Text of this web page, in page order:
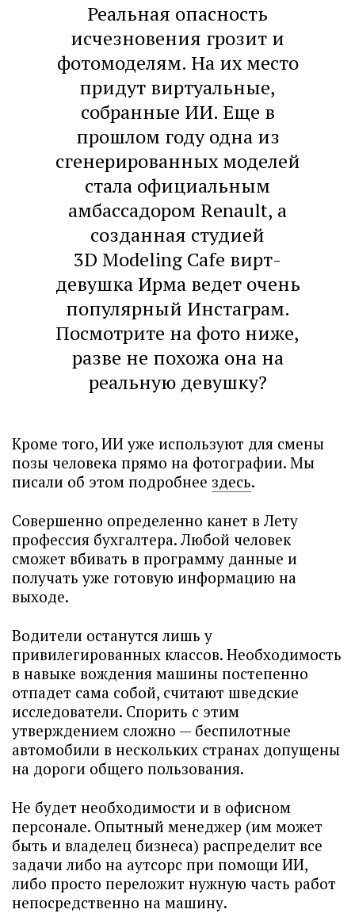
Реальная опасность
исчезновения грозит и
фотомоделям. На их место
придут виртуальные,
собранные ИИ. Еще в
прошлом году одна из
сгенерированных моделей
стала официальным
амбассадором Renault, а
созданная студией
3D Modeling Cafe вирт-
девушка Ирма ведет очень
популярный Инстаграм.
Посмотрите на фото ниже,
разве не похожа она на
реальную девушку?
Кроме того, ИИ уже используют для смены
позы человека прямо на фотографии. Мы
писали об этом подробнее здесь.
Совершенно определенно канет в Лету
профессия бухгалтера. Любой человек
сможет вбивать в программу данные и
получать уже готовую информацию на
выходе.
Водители останутся лишь у
привилегированных классов. Необходимость
в навыке вождения машины постепенно
отпадет сама собой, считают шведские
исследователи. Спорить с этим
утверждением сложно — беспилотные
автомобили в нескольких странах допущены
на дороги общего пользования.
Не будет необходимости и в офисном
персонале. Опытный менеджер (им может
быть и владелец бизнеса) распределит все
задачи либо на аутсорс при помощи ИИ,
либо просто переложит нужную часть работ
непосредственно на машину.